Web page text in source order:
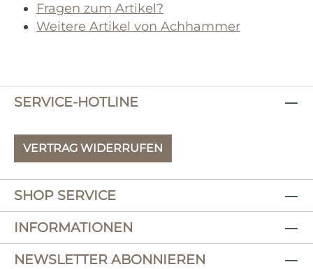
Fragen zum Artikel?
Weitere Artikel von Achhammer
SERVICE-HOTLINE
VERTRAG WIDERRUFEN
SHOP SERVICE
INFORMATIONEN
NEWSLETTER ABONNIEREN